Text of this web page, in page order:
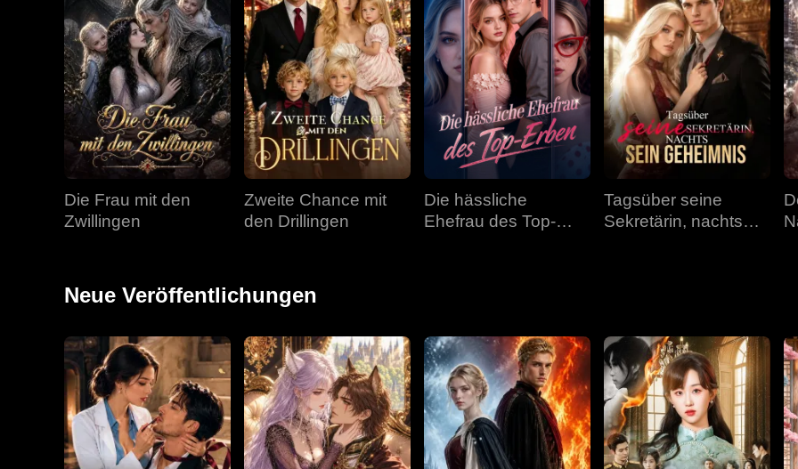
Die Frau mit den
Zwillingen
Zweite Chance mit
den Drillingen
Die hässliche
Ehefrau des Top-
Tagsüber seine
Sekretärin, nachts
Neue Veröffentlichungen